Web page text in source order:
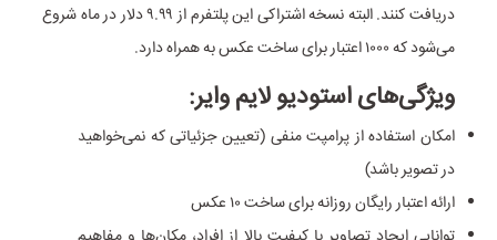
دریافت کنند. البته نسخه اشتراکی این پلتفرم از ۹.۹۹ دلار در ماه شروع
می‌شود که ۱۰۰۰ اعتبار برای ساخت عکس به همراه دارد.
ویژگی‌های استودیو لایم وایر:
امکان استفاده از پرامپت منفی (تعیین جزئیاتی که نمی‌خواهید
در تصویر باشد)
ارائه اعتبار رایگان روزانه برای ساخت ۱۰ عکس